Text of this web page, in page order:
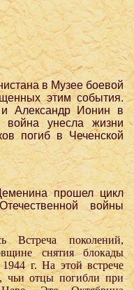
в Музее боевой
этим события.
Александр Ионин в
война унесла жизни
погиб в Чеченской
прошел цикл
войны
Встреча поколений,
снятия блокады
г. На этой встрече
чьи отцы погибли при